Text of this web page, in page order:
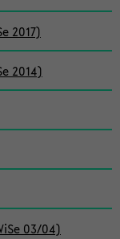
2017)
2014)
03/04)